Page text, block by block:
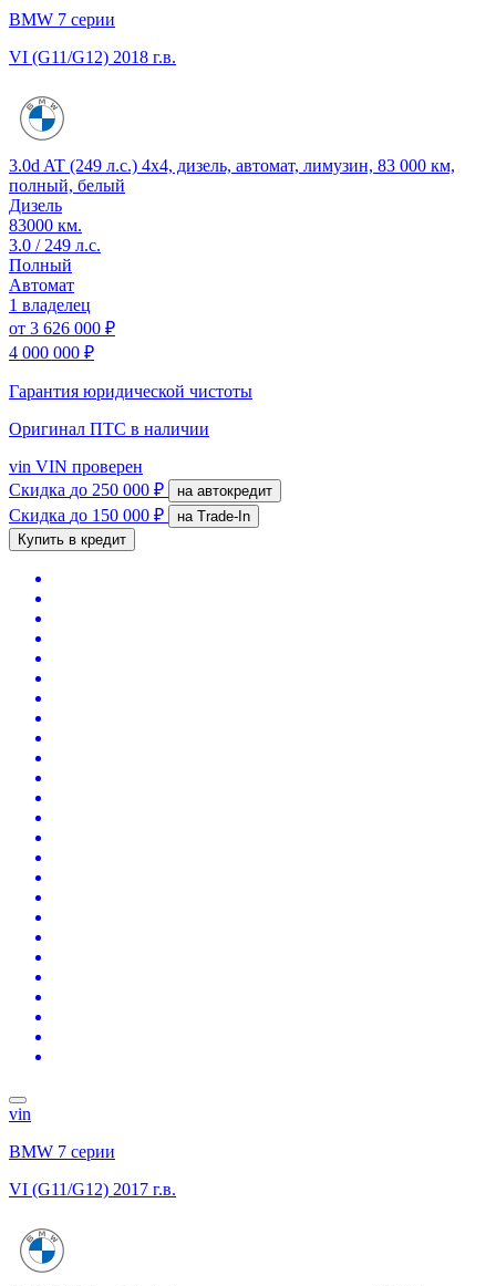
BMW 7 серии
VI (G11/G12) 2018 г.в.
3.0d AT (249 л.с.) 4x4, дизель, автомат, лимузин, 83 000 км,
полный, белый
Дизель
83000 км.
3.0 / 249 л.с.
Полный
Автомат
1 владелец
от 3 626 000 ₽
4 000 000 ₽
Гарантия юридической чистоты
Оригинал ПТС в наличии
vin VIN проверен
Скидка до 250 000 ₽ на автокредит
Скидка до 150 000 ₽
на Trade-In
Купить в кредит
vin
BMW 7 серии
VI (G11/G12) 2017 г.в.